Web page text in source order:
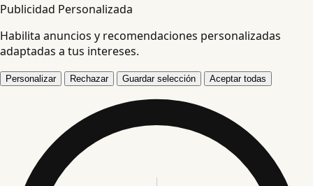
Publicidad Personalizada
Habilita anuncios y recomendaciones personalizadas
adaptadas a tus intereses.
Personalizar Rechazar Guardar selección Aceptar todas